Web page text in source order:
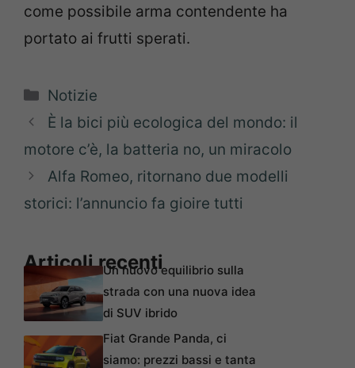
come possibile arma contendente ha
portato ai frutti sperati.
Categorie
Notizie
È la bici più ecologica del mondo: il
motore c’è, la batteria no, un miracolo
Alfa Romeo, ritornano due modelli
storici: l’annuncio fa gioire tutti
Articoli recentiUn nuovo equilibrio sulla
strada con una nuova idea
di SUV ibrido
Fiat Grande Panda, ci
siamo: prezzi bassi e tanta